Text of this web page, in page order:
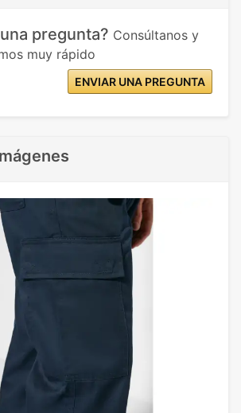
pregunta? Consúltanos y
muy rápido
ENVIAR UNA PREGUNTA